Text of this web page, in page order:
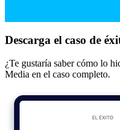
Descarga el caso de
¿Te gustaría saber cómo lo
Media en el caso completo.